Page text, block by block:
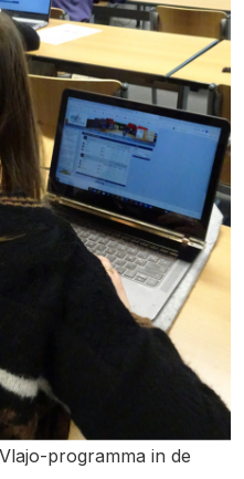
programma in de